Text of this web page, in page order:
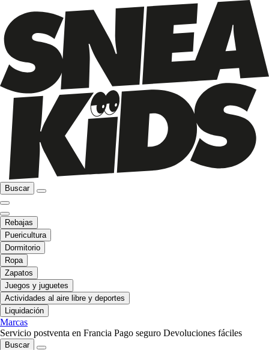
Buscar
Rebajas
Puericultura
Dormitorio
Ropa
Zapatos
Juegos y juguetes
Actividades al aire libre y deportes
Liquidación
Marcas
Servicio postventa en Francia Pago seguro Devoluciones fáciles
Buscar